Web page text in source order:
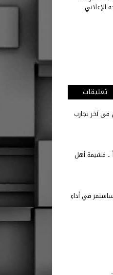
الإعلاني
تعليقات
في آخر تجارب
.. فشيمة أهل
في أداءِ